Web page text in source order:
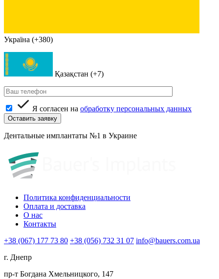
Україна (+380)
Қазақстан (+7)
Я согласен на обработку персональных данных
Дентальные имплантаты №1 в Украине
Политика конфиденциальности
Оплата и доставка
О нас
Контакты
+38 (067) 177 73 80 +38 (056) 732 31 07 info@bauers.com.ua
г. Днепр
пр-т Богдана Хмельницкого, 147